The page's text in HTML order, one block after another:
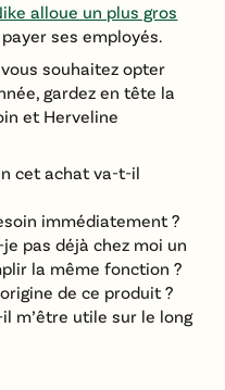
alloue un plus gros
ses employés.
souhaitez opter
gardez en tête la
et Herveline
cet achat va-t-il
immédiatement ?
je pas déjà chez moi un
la même fonction ?
de ce produit ?
m’être utile sur le long